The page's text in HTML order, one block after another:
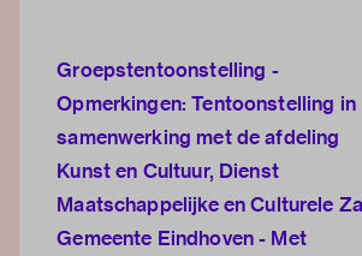
Groepstentoonstelling -
Opmerkingen: Tentoonstelling in
samenwerking met de afdeling
Kunst en Cultuur, Dienst
Maatschappelijke en Culturele
Gemeente Eindhoven - Met